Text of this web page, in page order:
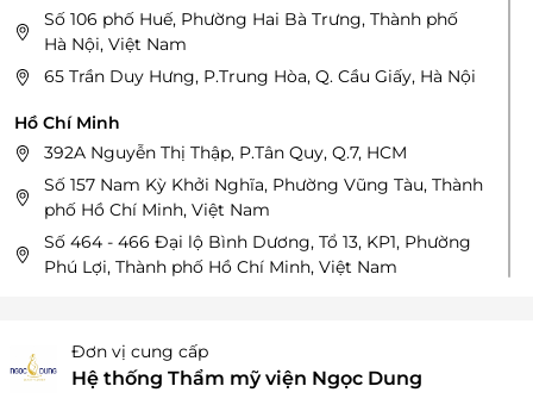
Số 106 phố Huế, Phường Hai Bà Trưng, Thành phố
Hà Nội, Việt Nam
65 Trần Duy Hưng, P.Trung Hòa, Q. Cầu Giấy, Hà Nội
Hồ Chí Minh
392A Nguyễn Thị Thập, P.Tân Quy, Q.7, HCM
Số 157 Nam Kỳ Khởi Nghĩa, Phường Vũng Tàu, Thành
phố Hồ Chí Minh, Việt Nam
Số 464 - 466 Đại lộ Bình Dương, Tổ 13, KP1, Phường
Phú Lợi, Thành phố Hồ Chí Minh, Việt Nam
Số 32 - 34 - 36 Đường Ba Tháng Hai, Phường Hòa
Hưng, Thành phố Hồ Chí Minh, Việt Nam
Đơn vị cung cấp
Hệ thống Thẩm mỹ viện Ngọc Dung